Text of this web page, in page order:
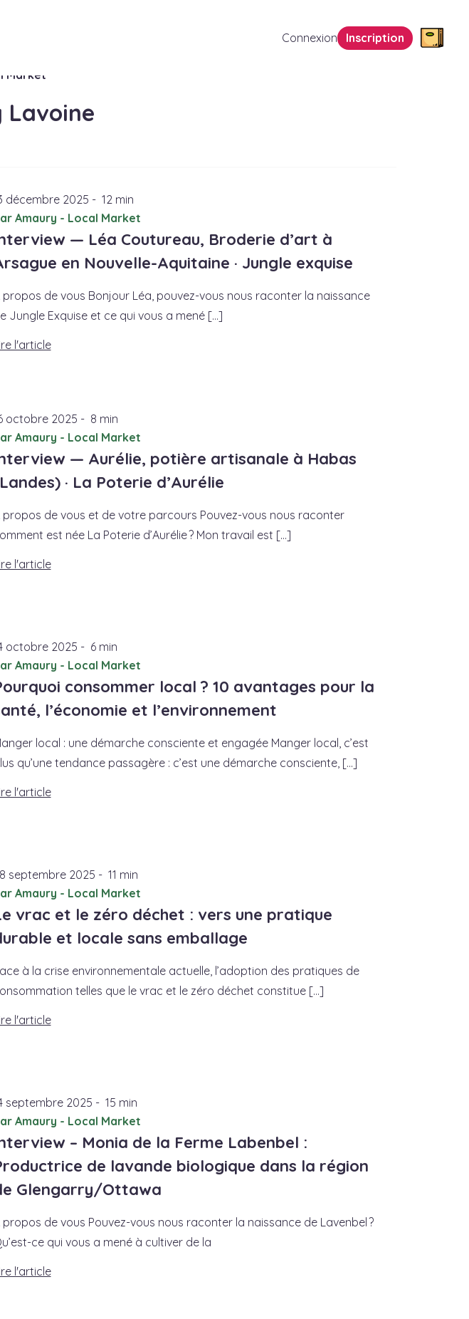
Connexion Inscription
Market
Lavoine
décembre 2025 - 12 min
Amaury - Local Market
— Léa Coutureau, Broderie d’art à
en Nouvelle-Aquitaine · Jungle exquise
propos de vous Bonjour Léa, pouvez-vous nous raconter la naissance
Jungle Exquise et ce qui vous a mené [...]
l'article
octobre 2025 - 8 min
Amaury - Local Market
— Aurélie, potière artisanale à Habas
· La Poterie d’Aurélie
propos de vous et de votre parcours Pouvez-vous nous raconter
est née La Poterie d’Aurélie ? Mon travail est [...]
l'article
octobre 2025 - 6 min
Amaury - Local Market
consommer local ? 10 avantages pour la
l’économie et l’environnement
local : une démarche consciente et engagée Manger local, c’est
qu’une tendance passagère : c’est une démarche consciente, [...]
l'article
septembre 2025 - 11 min
Amaury - Local Market
vrac et le zéro déchet : vers une pratique
et locale sans emballage
à la crise environnementale actuelle, l’adoption des pratiques de
telles que le vrac et le zéro déchet constitue [...]
l'article
septembre 2025 - 15 min
Amaury - Local Market
– Monia de la Ferme Labenbel :
de lavande biologique dans la région
Glengarry/Ottawa
propos de vous Pouvez-vous nous raconter la naissance de Lavenbel ?
ce qui vous a mené à cultiver de la
l'article